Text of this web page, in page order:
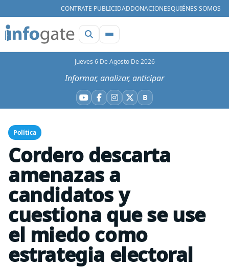
CONTRATE PUBLICIDADDONACIONESQUIÉNES SOMOS
Jueves 6 De Agosto De 2026
Informar, analizar, anticipar
YouTube
Facebook
Instagram
X BBluesky
Política
Cordero descarta
amenazas a
candidatos y
cuestiona que se use
el miedo como
estrategia electoral